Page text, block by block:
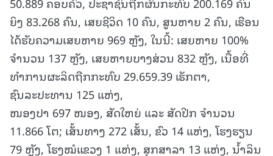
ຍິງ 83.268 ຄົນ, ເສຍຊີວິດ 10 ຄົນ, ສູນຫາຍ 2 ຄົນ, ເຮືອນ
ໄດ້ຮັບຄວາມເສຍຫາຍ 969 ຫຼັງ, ໃນນີ້: ເສຍຫາຍ 100%
ຈໍານວນ 137 ຫຼັງ, ເສຍຫາຍບາງສ່ວນ 832 ຫຼັງ, ເນື້ອທີ່
ທໍາການຜະລິດຖືກກະທົບ 29.659.39 ເຮັກຕາ,
ຊົນລະປະທານ 125 ແຫ່ງ,
ໜອງປາ 697 ໜອງ, ສັດໃຫຍ່ ແລະ ສັດປີກ ຈໍານວນ
11.866 ໂຕ; ເສັ້ນທາງ 272 ເສັ້ນ, ຂົວ 14 ແຫ່ງ, ໂຮງຮຽນ
79 ຫຼັງ, ໂຮງໝໍແຂວງ 1 ແຫ່ງ, ສຸກສາລາ 13 ແຫ່ງ, ນໍ້າລິນ